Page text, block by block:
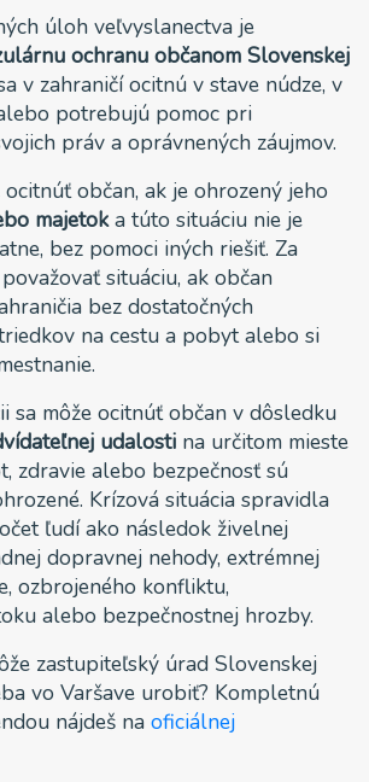
úloh veľvyslanectva je
ochranu občanom Slovenskej
v zahraničí ocitnú v stave núdze, v
potrebujú pomoc pri
práv a oprávnených záujmov.
občan, ak je ohrozený jeho
majetoka túto situáciu nie je
bez pomoci iných riešiť. Za
situáciu, ak občan
bez dostatočných
na cestu a pobyt alebo si
sa môže ocitnúť občan v dôsledku
udalosti na určitom mieste
zdravie alebo bezpečnosť sú
Krízová situácia spravidla
ľudí ako následok živelnej
dopravnej nehody, extrémnej
ozbrojeného konfliktu,
alebo bezpečnostnej hrozby.
zastupiteľský úrad Slovenskej
vo Varšave urobiť? Kompletnú
nájdeš na oficiálnej